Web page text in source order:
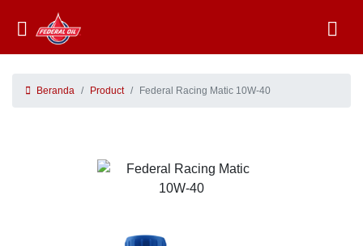
Beranda Product Federal Racing Matic 10W-40